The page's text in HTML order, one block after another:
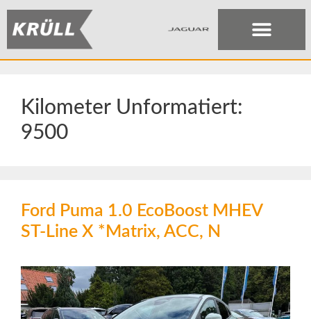
Kilometer Unformatiert:
9500
Ford Puma 1.0 EcoBoost MHEV
ST-Line X *Matrix, ACC, N